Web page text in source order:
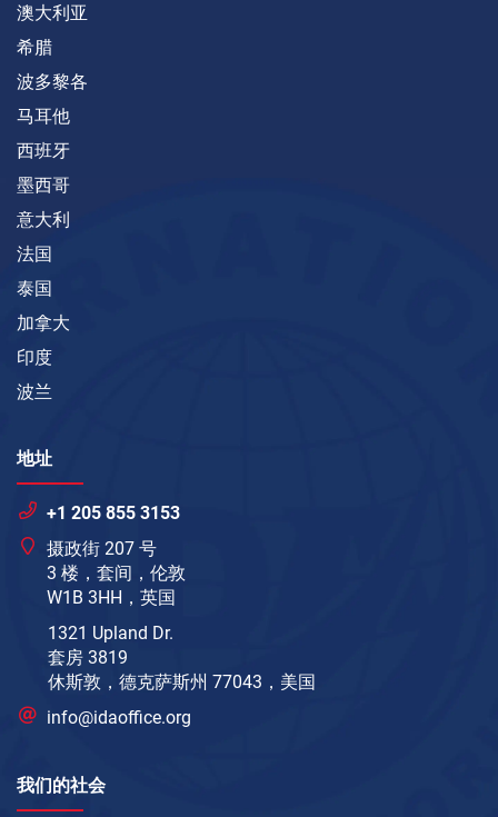
澳大利亚
希腊
波多黎各
马耳他
西班牙
墨西哥
意大利
法国
泰国
加拿大
印度
波兰
地址
+1 205 855 3153
摄政街 207 号
3 楼，套间，伦敦
W1B 3HH，英国
1321 Upland Dr.
套房 3819
休斯敦，德克萨斯州 77043，美国
info@idaoffice.org
我们的社会